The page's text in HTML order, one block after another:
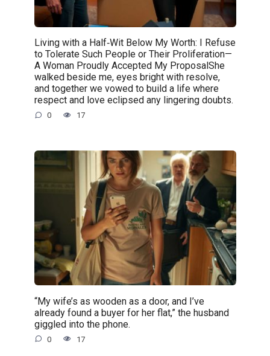
Living with a Half‑Wit Below My Worth: I Refuse
to Tolerate Such People or Their Proliferation—
A Woman Proudly Accepted My ProposalShe
walked beside me, eyes bright with resolve,
and together we vowed to build a life where
respect and love eclipsed any lingering doubts.
0 17
“My wife’s as wooden as a door, and I’ve
already found a buyer for her flat,” the husband
giggled into the phone.
0 17